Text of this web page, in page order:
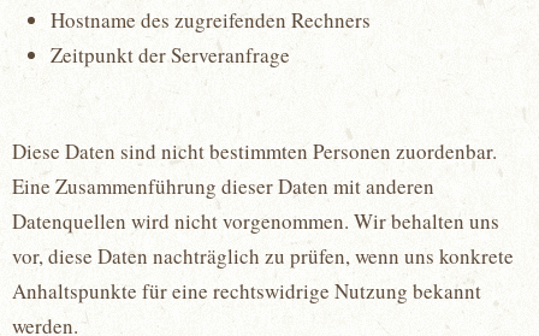
Hostname des zugreifenden Rechners
Zeitpunkt der Serveranfrage
Diese Daten sind nicht bestimmten Personen zuordenbar.
Eine Zusammenführung dieser Daten mit anderen
Datenquellen wird nicht vorgenommen. Wir behalten uns
vor, diese Daten nachträglich zu prüfen, wenn uns konkrete
Anhaltspunkte für eine rechtswidrige Nutzung bekannt
werden.